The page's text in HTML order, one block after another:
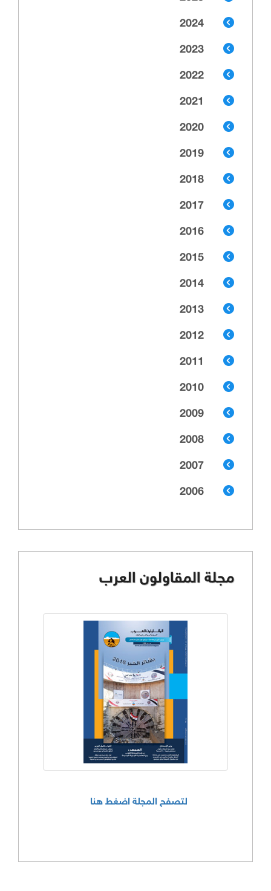
2024
2023
2022
2021
2020
2019
2018
2017
2016
2015
2014
2013
2012
2011
2010
2009
2008
2007
2006
مجلة المقاولون العرب
لتصفح المجلة اضغط هنا